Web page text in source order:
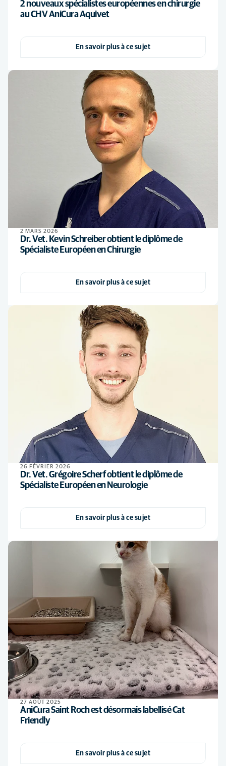
2 nouveaux spécialistes européennes en chirurgie
au CHV AniCura Aquivet
En savoir plus à ce sujet
2 MARS 2026
Dr. Vet. Kevin Schreiber obtient le diplôme de
Spécialiste Européen en Chirurgie
En savoir plus à ce sujet
26 FÉVRIER 2026
Dr. Vet. Grégoire Scherf obtient le diplôme de
Spécialiste Européen en Neurologie
En savoir plus à ce sujet
27 AOÛT 2025
AniCura Saint Roch est désormais labellisé Cat
Friendly
En savoir plus à ce sujet